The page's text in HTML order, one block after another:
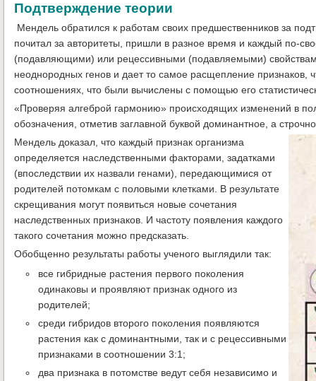
Подтверждение теории
Мендель обратился к работам своих предшественников за
почитал за авторитеты, пришли в разное время и каждый по-
(подавляющими) или рецессивными (подавляемыми)
неоднородных генов и дает то самое расщепление признаков,
соотношениях, что были вычислены с помощью его
«Проверяя алгеброй гармонию» происходящих изменений в
обозначения, отметив заглавной буквой доминантное, а
Мендель доказал, что каждый признак организма
определяется наследственными факторами, задатками
(впоследствии их назвали генами), передающимися от
родителей потомкам с половыми клетками. В результате
скрещивания могут появиться новые сочетания
наследственных признаков. И частоту появления каждого
такого сочетания можно предсказать.
Обобщенно результаты работы ученого выглядили так:
все гибридные растения первого поколения
одинаковы и проявляют признак одного из
родителей;
среди гибридов второго поколения появляются
растения как с доминантными, так и с рецессивными
признаками в соотношении 3:1;
два признака в потомстве ведут себя независимо и